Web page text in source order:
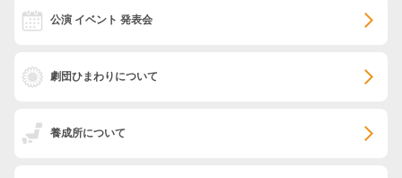
公演 イベント 発表会
劇団ひまわりについて
養成所について